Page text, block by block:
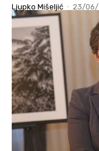
Ljupko Mišeljić - 23/06/